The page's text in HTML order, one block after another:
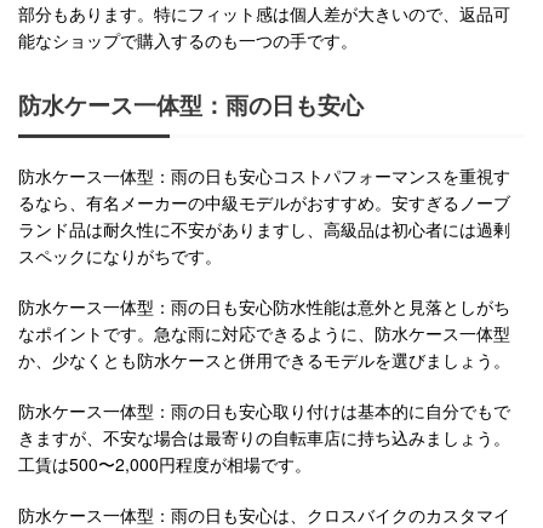
部分もあります。特にフィット感は個人差が大きいので、返品可
能なショップで購入するのも一つの手です。
防水ケース一体型：雨の日も安心
防水ケース一体型：雨の日も安心コストパフォーマンスを重視す
るなら、有名メーカーの中級モデルがおすすめ。安すぎるノーブ
ランド品は耐久性に不安がありますし、高級品は初心者には過剰
スペックになりがちです。
防水ケース一体型：雨の日も安心防水性能は意外と見落としがち
なポイントです。急な雨に対応できるように、防水ケース一体型
か、少なくとも防水ケースと併用できるモデルを選びましょう。
防水ケース一体型：雨の日も安心取り付けは基本的に自分でもで
きますが、不安な場合は最寄りの自転車店に持ち込みましょう。
工賃は500〜2,000円程度が相場です。
防水ケース一体型：雨の日も安心は、クロスバイクのカスタマイ